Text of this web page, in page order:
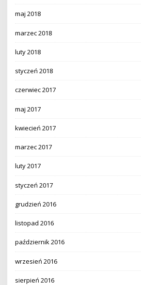
maj 2018
marzec 2018
luty 2018
styczeń 2018
czerwiec 2017
maj 2017
kwiecień 2017
marzec 2017
luty 2017
styczeń 2017
grudzień 2016
listopad 2016
październik 2016
wrzesień 2016
sierpień 2016